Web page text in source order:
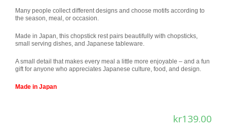
Many people collect different designs and choose motifs according to
the season, meal, or occasion.
Made in Japan, this chopstick rest pairs beautifully with chopsticks,
small serving dishes, and Japanese tableware.
A small detail that makes every meal a little more enjoyable – and a fun
gift for anyone who appreciates Japanese culture, food, and design.
Made in Japan
kr139.00